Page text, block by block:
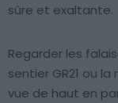
sûre et exaltante.
Regarder les
sentier GR21 ou
vue de haut en